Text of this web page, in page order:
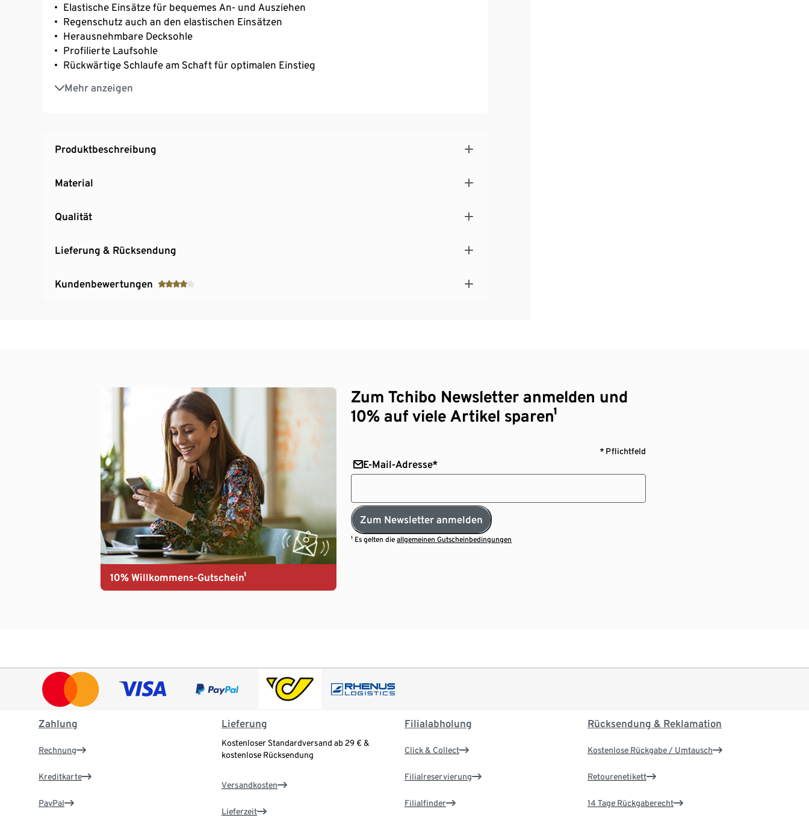
Elastische Einsätze für bequemes An- und Ausziehen
Regenschutz auch an den elastischen Einsätzen
Herausnehmbare Decksohle
Profilierte Laufsohle
Rückwärtige Schlaufe am Schaft für optimalen Einstieg
Mehr anzeigen
Hautfreundliches Textilfutter
Matte Optik
Produktbeschreibung
Material
Qualität
Lieferung & Rücksendung
Kundenbewertungen
10% Willkommens-Gutschein¹
Zum Tchibo Newsletter anmelden und
10% auf viele Artikel sparen¹
* Pflichtfeld
E-Mail-Adresse*
Zum Newsletter anmelden
¹ Es gelten dieallgemeinen Gutscheinbedingungen
Zahlung
Rechnung
Kreditkarte
PayPal
Lieferung
Kostenloser Standardversand ab 29 € &
kostenlose Rücksendung
Versandkosten
Lieferzeit
Filialabholung
Click & Collect
Filialreservierung
Filialfinder
Rücksendung & Reklamation
Kostenlose Rückgabe / Umtausch
Retourenetikett
14 Tage Rückgaberecht